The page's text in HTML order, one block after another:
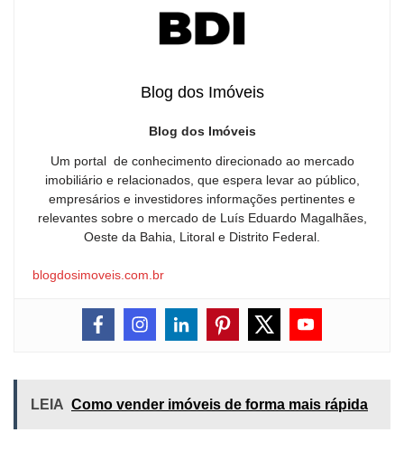
Blog dos Imóveis
Blog dos Imóveis
Um portal de conhecimento direcionado ao mercado
imobiliário e relacionados, que espera levar ao público,
empresários e investidores informações pertinentes e
relevantes sobre o mercado de Luís Eduardo Magalhães,
Oeste da Bahia, Litoral e Distrito Federal.
blogdosimoveis.com.br
LEIA Como vender imóveis de forma mais rápida